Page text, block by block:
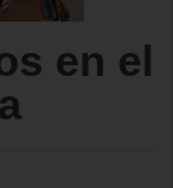
en el